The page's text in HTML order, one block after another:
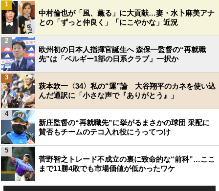
中村倫也が「風、薫る」に大貢献…妻・水卜麻美アナ
との「ずっと仲良く」「にこやかな」近況
1
欧州初の日本人指揮官誕生へ 森保一監督の“再就職
先”は「ベルギー1部の日系クラブ」一択か
2
萩本欽一〈34〉私の“運”論 大谷翔平のカネを使い込
んだ通訳に「小さな声で『ありがとう』」
3
新庄監督の“再就職先”に挙がるまさかの球団 采配に
賛否もチームのテコ入れ役にうってつけ
4
菅野智之トレード不成立の裏に致命的な“前科”…ここ
まで11勝4敗でも市場価値が低かったワケ
5